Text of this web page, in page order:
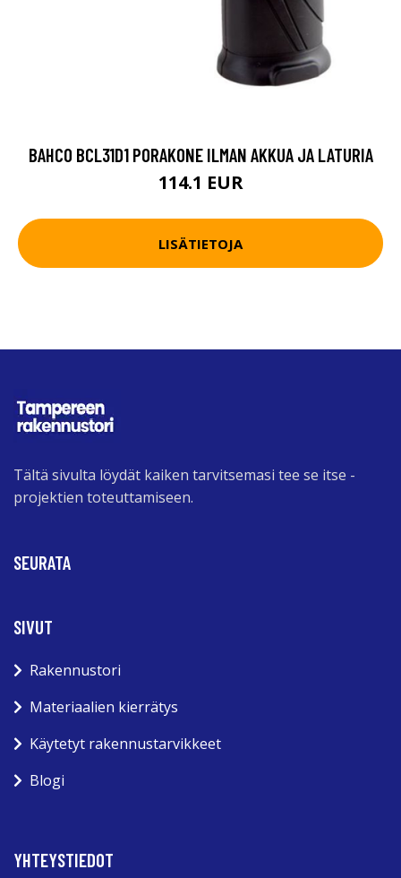
BAHCO BCL31D1 PORAKONE ILMAN AKKUA JA LATURIA
114.1 EUR
LISÄTIETOJA
Tältä sivulta löydät kaiken tarvitsemasi tee se itse -
projektien toteuttamiseen.
SEURATA
SIVUT
Rakennustori
Materiaalien kierrätys
Käytetyt rakennustarvikkeet
Blogi
YHTEYSTIEDOT